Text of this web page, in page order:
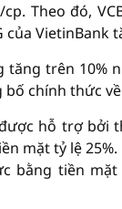
Theo đó,
của VietinBank
trên 10%
bố chính thức
được hỗ trợ
mặt tỷ lệ
bằng tiền